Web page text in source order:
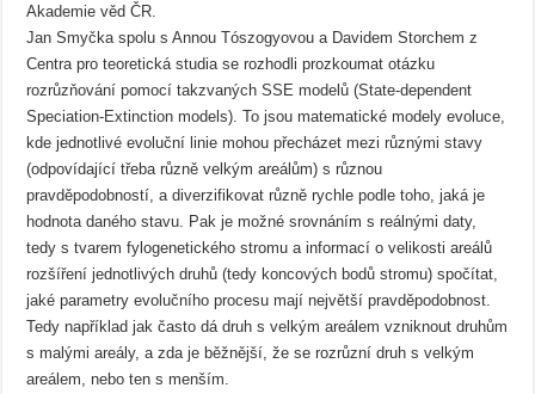
Akademie věd ČR.
Jan Smyčka spolu s Annou Tószogyovou a Davidem Storchem z
Centra pro teoretická studia se rozhodli prozkoumat otázku
rozrůzňování pomocí takzvaných SSE modelů (State-dependent
Speciation-Extinction models). To jsou matematické modely evoluce,
kde jednotlivé evoluční linie mohou přecházet mezi různými stavy
(odpovídající třeba různě velkým areálům) s různou
pravděpodobností, a diverzifikovat různě rychle podle toho, jaká je
hodnota daného stavu. Pak je možné srovnáním s reálnými daty,
tedy s tvarem fylogenetického stromu a informací o velikosti areálů
rozšíření jednotlivých druhů (tedy koncových bodů stromu) spočítat,
jaké parametry evolučního procesu mají největší pravděpodobnost.
Tedy například jak často dá druh s velkým areálem vzniknout druhům
s malými areály, a zda je běžnější, že se rozrůzní druh s velkým
areálem, nebo ten s menším.